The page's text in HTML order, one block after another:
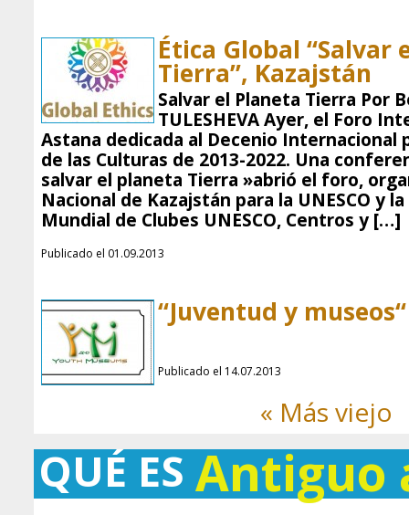
Ética Global “Salvar
Tierra”, Kazajstán
Salvar el Planeta Tierra Por
TULESHEVA Ayer, el Foro
Astana dedicada al Decenio Internacional
de las Culturas de 2013-2022. Una
salvar el planeta Tierra »abrió el foro,
Nacional de Kazajstán para la UNESCO y
Mundial de Clubes UNESCO, Centros y […]
Publicado el 01.09.2013
“Juventud y museos“
Publicado el 14.07.2013
« Más viejo
QUÉ ES Antiguo